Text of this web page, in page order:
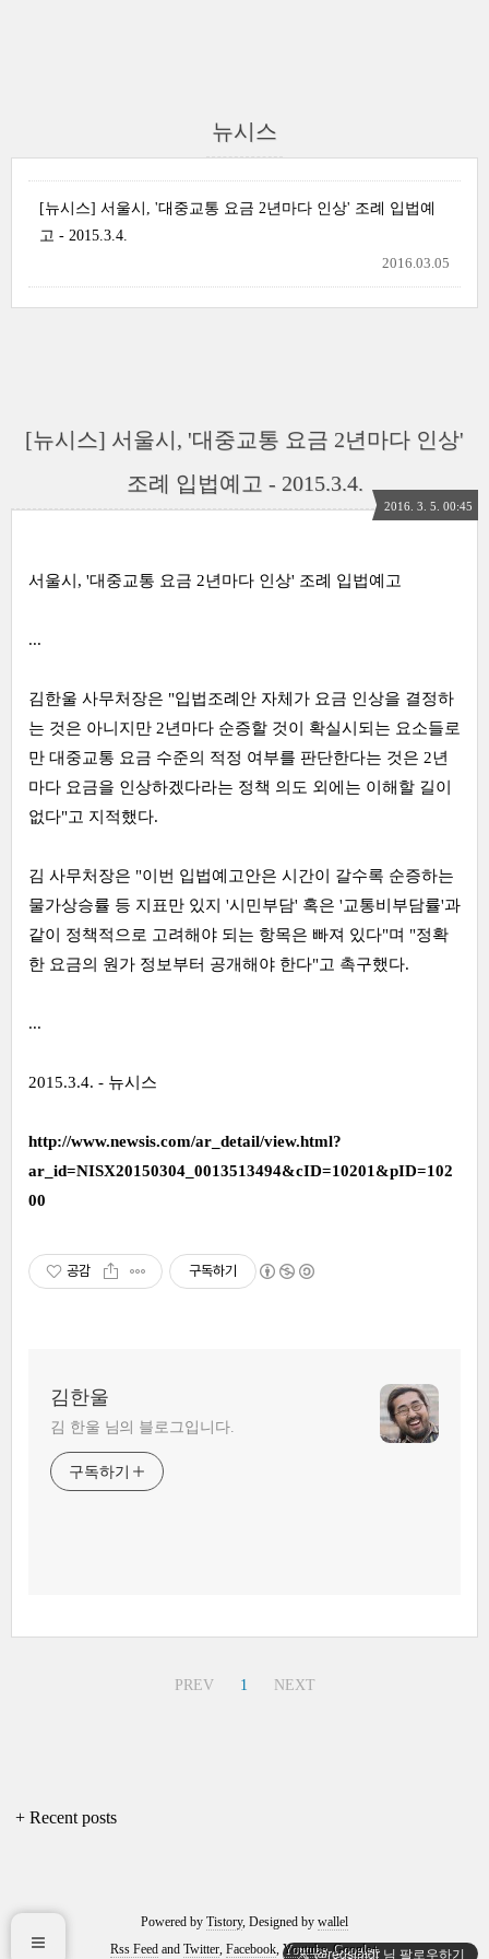
뉴시스
[뉴시스] 서울시, '대중교통 요금 2년마다 인상' 조례 입법예
고 - 2015.3.4.
2016.03.05
[뉴시스] 서울시, '대중교통 요금 2년마다 인상'
조례 입법예고 - 2015.3.4.
2016. 3. 5. 00:45
서울시, '대중교통 요금 2년마다 인상' 조례 입법예고
...
김한울 사무처장은 "입법조례안 자체가 요금 인상을 결정하
는 것은 아니지만 2년마다 순증할 것이 확실시되는 요소들로
만 대중교통 요금 수준의 적정 여부를 판단한다는 것은 2년
마다 요금을 인상하겠다라는 정책 의도 외에는 이해할 길이
없다"고 지적했다.
김 사무처장은 "이번 입법예고안은 시간이 갈수록 순증하는
물가상승률 등 지표만 있지 '시민부담' 혹은 '교통비부담률'과
같이 정책적으로 고려해야 되는 항목은 빠져 있다"며 "정확
한 요금의 원가 정보부터 공개해야 한다"고 촉구했다.
...
2015.3.4. - 뉴시스
http://www.newsis.com/ar_detail/view.html?
ar_id=NISX20150304_0013513494&cID=10201&pID=102
00
공감 구독하기
김한울
김 한울 님의 블로그입니다.
구독하기
PREV 1 NEXT
+ Recent posts
Powered by Tistory, Designed by wallel
Rss Feed and Twitter, Facebook, Youtube,Google+